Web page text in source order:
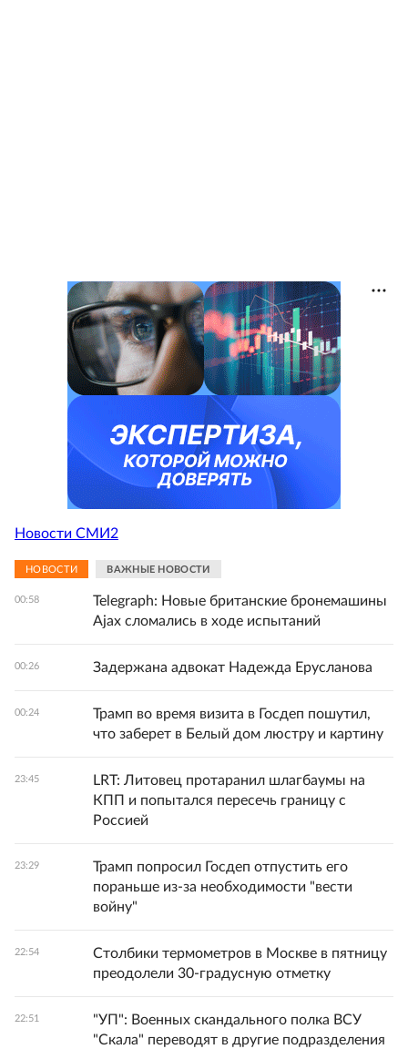
Новости СМИ2
НОВОСТИ ВАЖНЫЕ НОВОСТИ
00:58
Telegraph: Новые британские бронемашины
Ajax сломались в ходе испытаний
00:26 Задержана адвокат Надежда Ерусланова
00:24
Трамп во время визита в Госдеп пошутил,
что заберет в Белый дом люстру и картину
23:45
LRT: Литовец протаранил шлагбаумы на
КПП и попытался пересечь границу с
Россией
23:29
Трамп попросил Госдеп отпустить его
пораньше из-за необходимости "вести
войну"
22:54
Столбики термометров в Москве в пятницу
преодолели 30-градусную отметку
22:51
"УП": Военных скандального полка ВСУ
"Скала" переводят в другие подразделения